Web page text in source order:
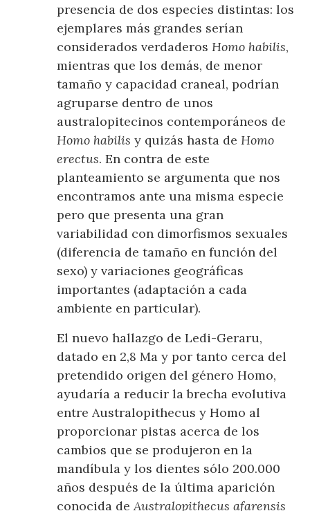
presencia de dos especies distintas: los
ejemplares más grandes serían
considerados verdaderosHomo habilis,
mientras que los demás, de menor
tamaño y capacidad craneal, podrían
agruparse dentro de unos
australopitecinos contemporáneos de
Homo habilis y quizás hasta deHomo
erectus. En contra de este
planteamiento se argumenta que nos
encontramos ante una misma especie
pero que presenta una gran
variabilidad con dimorfismos sexuales
(diferencia de tamaño en función del
sexo) y variaciones geográficas
importantes (adaptación a cada
ambiente en particular).
El nuevo hallazgo de Ledi-Geraru,
datado en 2,8 Ma y por tanto cerca del
pretendido origen del género Homo,
ayudaría a reducir la brecha evolutiva
entre Australopithecus y Homo al
proporcionar pistas acerca de los
cambios que se produjeron en la
mandíbula y los dientes sólo 200.000
años después de la última aparición
conocida deAustralopithecus afarensis